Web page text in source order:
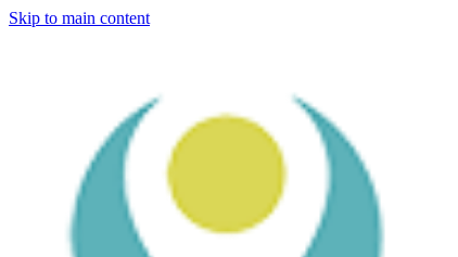
Skip to main content